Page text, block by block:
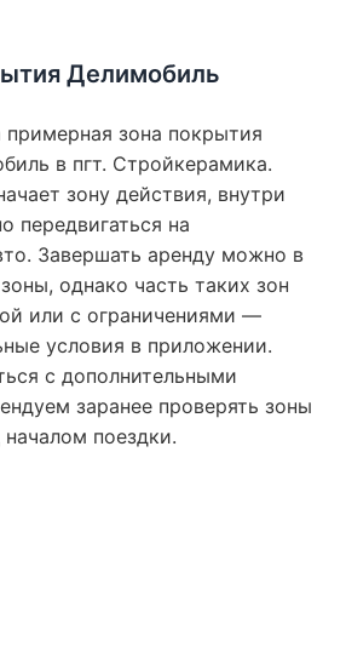
Делимобиль
примерная зона покрытия
в пгт. Стройкерамика.
зону действия, внутри
передвигаться на
Завершать аренду можно в
однако часть таких зон
или с ограничениями —
условия в приложении.
с дополнительными
заранее проверять зоны
поездки.